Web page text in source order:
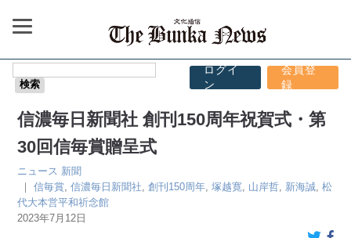
ログイ
ン
会員登
録
信濃毎日新聞社 創刊150周年祝賀式・第
30回信毎賞贈呈式
ニュース 新聞
｜信毎賞 ,信濃毎日新聞社 ,創刊150周年 ,塚越寛 山岸哲 新海誠 ,松
代大本営平和祈念館
2023年7月12日